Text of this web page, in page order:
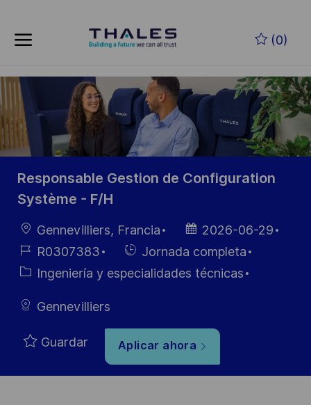
(0)
-
Responsable Gestion de Configuration
Système - F/H
Ubicación
Gennevilliers, Francia
Fecha de
publicación
2026-06-29
ID de
empleo
R0307383
Hiring
Type
Jornada completa
Categoría
Ingeniería y especialidades técnicas
Gennevilliers
Guardar Aplicar ahora